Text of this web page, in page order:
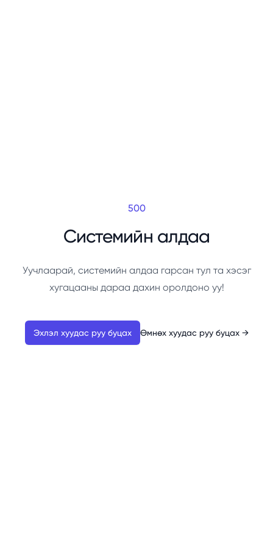
500
Системийн алдаа
Уучлаарай, системийн алдаа гарсан тул та хэсэг
хугацааны дараа дахин оролдоно уу!
Эхлэл хуудас руу буцах Өмнөх хуудас руу буцах →